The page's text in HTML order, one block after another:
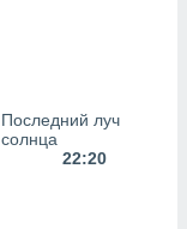
Последний луч
солнца
22:20